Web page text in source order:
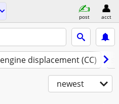
post acct
engine displacement (CC)
newest